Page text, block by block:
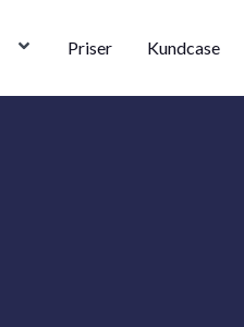
Priser Kundcase